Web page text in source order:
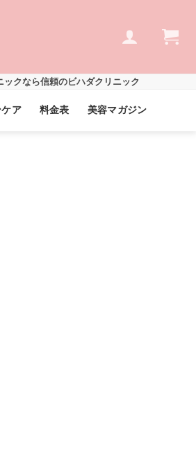
ックなら信頼のビハダクリニック
ア 料金表 美容マガジン